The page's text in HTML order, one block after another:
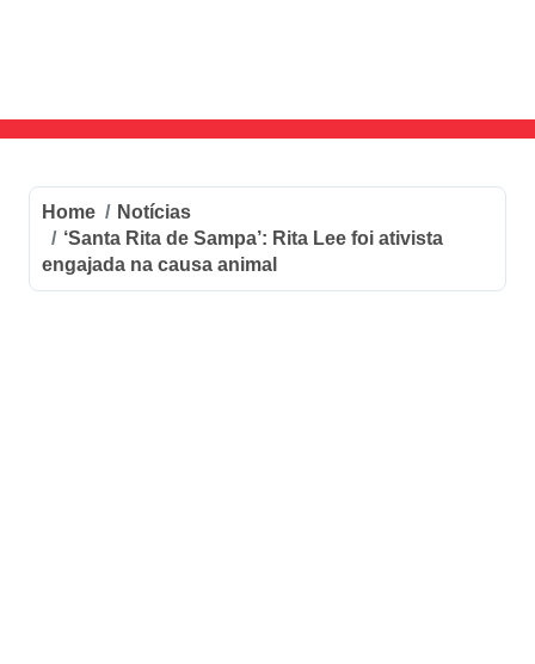
Home
Notícias
‘Santa Rita de Sampa’: Rita Lee foi ativista
engajada na causa animal